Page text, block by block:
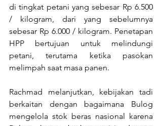
di tingkat petani yang sebesar Rp 6.500
/ kilogram, dari yang sebelumnya
sebesar Rp 6.000 / kilogram. Penetapan
HPP bertujuan untuk melindungi
petani, terutama ketika pasokan
melimpah saat masa panen.
Rachmad melanjutkan, kebijakan tadi
berkaitan dengan bagaimana Bulog
mengelola stok beras nasional karena